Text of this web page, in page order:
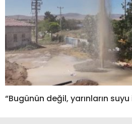
“Bugünün değil, yarınların suyu